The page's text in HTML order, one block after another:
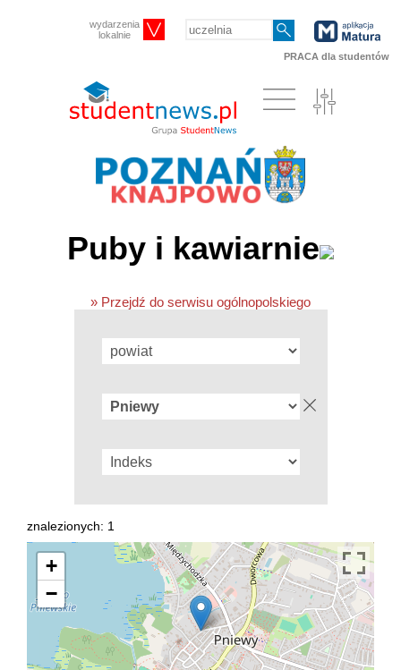
wydarzenia
lokalnie
PRACA dla studentów
Puby i kawiarnie
» Przejdź do serwisu ogólnopolskiego
znalezionych: 1
+
−